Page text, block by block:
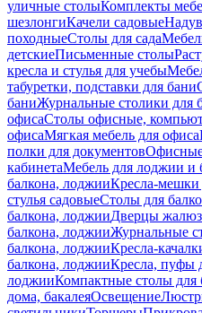
уличные столыКомплекты
шезлонгиКачели садовые
походныеСтолы для сада
детскиеПисьменные столы
кресла и стулья для учебы
табуретки, подставки для бани
баниЖурнальные столики для
офисаСтолы офисные,
офисаМягкая мебель для офиса
полки для документов
кабинетаМебель для лоджии и
балкона, лоджииКресла-мешки
стулья садовыеСтолы для
балкона, лоджииДверцы
балкона, лоджииЖурнальные
балкона, лоджииКресла-
балкона, лоджииКресла, пуфы
лоджииКомпактные столы для
дома, бакалеяОсвещение